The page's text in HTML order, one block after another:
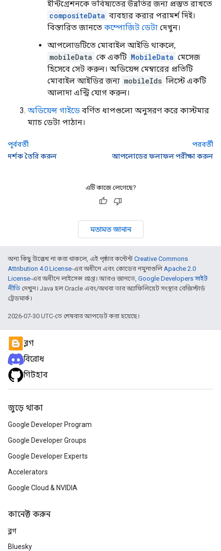
ইন্টিগ্রেশনকে ভবিষ্যতের উন্নতির জন্য প্রস্তুত রাখতে
compositeData ব্যবহার করার পরামর্শ দিই।
বিস্তারিত জানতে কম্পোজিট ডেটা দেখুন।
আপলোডটিতে মোবাইল আইডি থাকলে,
mobileData কে একটি MobileData মেসেজ
হিসেবে সেট করুন। অডিয়েন্স মেম্বারের প্রতিটি
মোবাইল আইডির জন্য mobileIds লিস্টে একটি
আলাদা এন্ট্রি যোগ করুন।
অডিয়েন্স গাইডে বর্ণিত ধাপগুলো অনুসরণ করে কাস্টমার
ম্যাচ ডেটা পাঠান।
পূর্ববর্তী
দর্শক তৈরি করুন
পরবর্তী
আপলোডের ফলাফল পরীক্ষা করুন
এটি কাজে লেগেছে?
মতামত জানান
অন্য কিছু উল্লেখ না করা থাকলে, এই পৃষ্ঠার কন্টেন্ট Creative Commons
Attribution 4.0 License-এর অধীনে এবং কোডের নমুনাগুলিApache 2.0
License-এর অধীনে লাইসেন্স প্রাপ্ত। আরও জানতে, Google Developers সাইট
নীতি দেখুন। Java হল Oracle এবং/অথবা তার অ্যাফিলিয়েট সংস্থার রেজিস্টার্ড
ট্রেডমার্ক।
2026-07-30 UTC-তে শেষবার আপডেট করা হয়েছে।
ব্লগ
বিরোধ
গিটহাব
জুড়ে থাকা
Google Developer Program
Google Developer Groups
Google Developer Experts
Accelerators
Google Cloud & NVIDIA
কানেক্ট করুন
ব্লগ
Bluesky